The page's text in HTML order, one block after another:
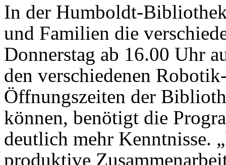
In der Humboldt-
und Familien die
Donnerstag ab 16.00 Uhr
den verschiedenen
Öffnungszeiten der
können, benötigt die
deutlich mehr Kenntnisse.
produktive